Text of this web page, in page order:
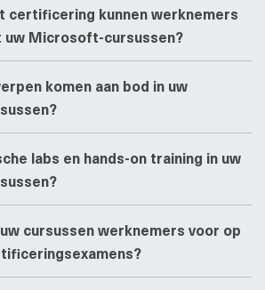
certificering kunnen werknemers
uw Microsoft-cursussen?
komen aan bod in uw
labs en hands-on training in uw
cursussen werknemers voor op